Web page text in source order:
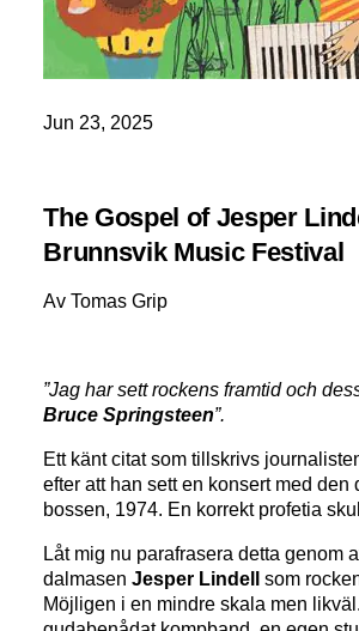
Jun 23, 2025
The Gospel of Jesper
Brunnsvik Music Festival
Av Tomas Grip
”Jag har sett rockens framtid och
Bruce Springsteen”.
Ett känt citat som tillskrivs
efter att han sett en konsert med den
bossen, 1974. En korrekt profetia
Låt mig nu parafrasera detta genom
dalmasenJesper Lindell
som
Möjligen i en mindre skala men